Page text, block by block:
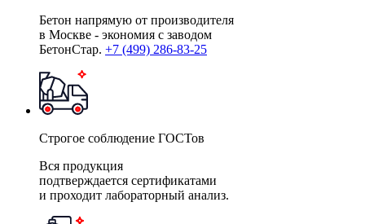
Бетон напрямую от производителя
в Москве - экономия с заводом
БетонСтар. +7 (499) 286-83-25
Строгое соблюдение ГОСТов
Вся продукция
подтверждается сертификатами
и проходит лабораторный анализ.